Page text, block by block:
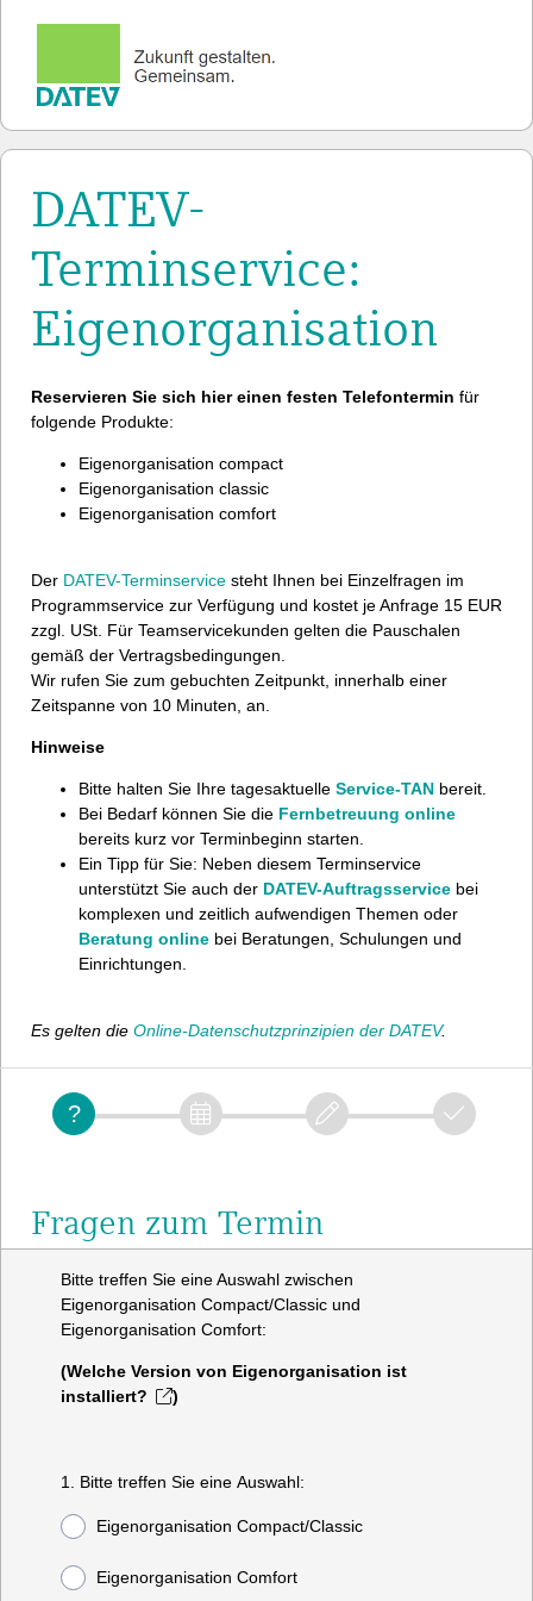
DATEV-
Terminservice:
Eigenorganisation
Reservieren Sie sich hier einen festen Telefontermin für
folgende Produkte:
Eigenorganisation compact
Eigenorganisation classic
Eigenorganisation comfort
Der DATEV-Terminservice steht Ihnen bei Einzelfragen im
Programmservice zur Verfügung und kostet je Anfrage 15 EUR
zzgl. USt. Für Teamservicekunden gelten die Pauschalen
gemäß der Vertragsbedingungen.
Wir rufen Sie zum gebuchten Zeitpunkt, innerhalb einer
Zeitspanne von 10 Minuten, an.
Hinweise
Bitte halten Sie Ihre tagesaktuelle Service-TAN bereit.
Bei Bedarf können Sie die Fernbetreuung online
bereits kurz vor Terminbeginn starten.
Ein Tipp für Sie: Neben diesem Terminservice
unterstützt Sie auch der DATEV-Auftragsservice bei
komplexen und zeitlich aufwendigen Themen oder
Beratung online bei Beratungen, Schulungen und
Einrichtungen.
Es gelten die Online-Datenschutzprinzipien der DATEV.
Fragen zum Termin
Bitte treffen Sie eine Auswahl zwischen
Eigenorganisation Compact/Classic und
Eigenorganisation Comfort:
(Welche Version von Eigenorganisation ist
installiert?
)
1. Bitte treffen Sie eine Auswahl:
Eigenorganisation Compact/Classic
Eigenorganisation Comfort